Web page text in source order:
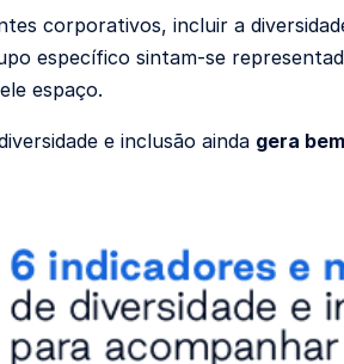
corporativos, incluir a
específico sintam-se
espaço.
e inclusão ainda gera